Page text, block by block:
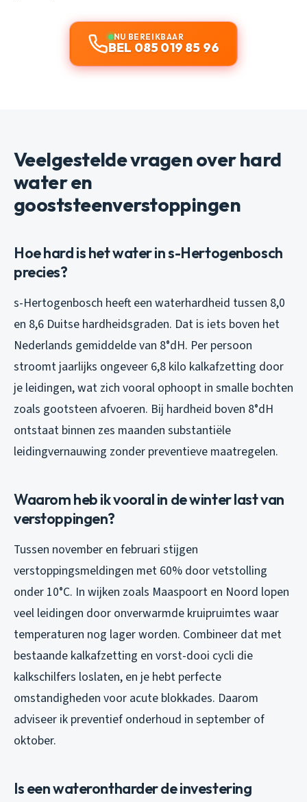
NU BEREIKBAAR
BEL 085 019 85 96
Veelgestelde vragen over hard
water en
gooststeenverstoppingen
Hoe hard is het water in s-Hertogenbosch
precies?
s-Hertogenbosch heeft een waterhardheid tussen 8,0
en 8,6 Duitse hardheidsgraden. Dat is iets boven het
Nederlands gemiddelde van 8°dH. Per persoon
stroomt jaarlijks ongeveer 6,8 kilo kalkafzetting door
je leidingen, wat zich vooral ophoopt in smalle bochten
zoals gootsteen afvoeren. Bij hardheid boven 8°dH
ontstaat binnen zes maanden substantiële
leidingvernauwing zonder preventieve maatregelen.
Waarom heb ik vooral in de winter last van
verstoppingen?
Tussen november en februari stijgen
verstoppingsmeldingen met 60% door vetstolling
onder 10°C. In wijken zoals Maaspoort en Noord lopen
veel leidingen door onverwarmde kruipruimtes waar
temperaturen nog lager worden. Combineer dat met
bestaande kalkafzetting en vorst-dooi cycli die
kalkschilfers loslaten, en je hebt perfecte
omstandigheden voor acute blokkades. Daarom
adviseer ik preventief onderhoud in september of
oktober.
Is een waterontharder de investering